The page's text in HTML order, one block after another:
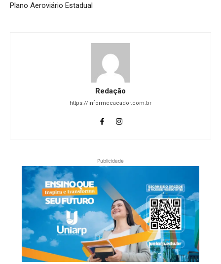
Plano Aeroviário Estadual
Redação
https://informecacador.com.br
Publicidade